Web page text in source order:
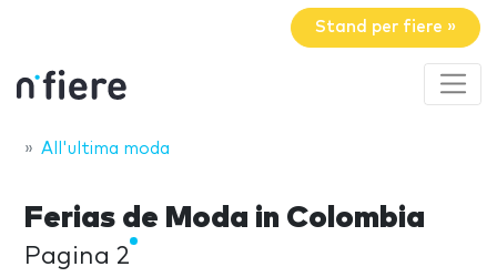
Stand per fiere »
All'ultima moda
Ferias de Moda in Colombia
Pagina 2